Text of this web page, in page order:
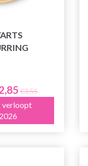
€3,55
verloopt